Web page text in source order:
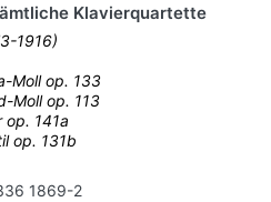
Klavierquartette
1916)
Moll op. 133
Moll op. 113
op. 141a
op. 131b
1869-2